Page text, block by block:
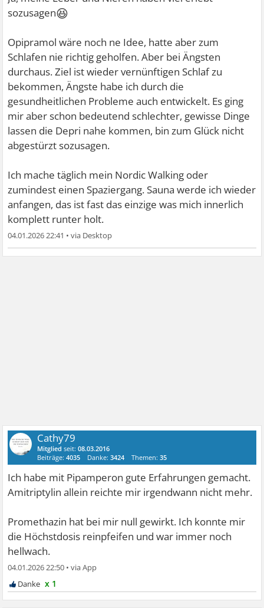
sozusagen😆
Opipramol wäre noch ne Idee, hatte aber zum
Schlafen nie richtig geholfen. Aber bei Ängsten
durchaus. Ziel ist wieder vernünftigen Schlaf zu
bekommen, Ängste habe ich durch die
gesundheitlichen Probleme auch entwickelt. Es ging
mir aber schon bedeutend schlechter, gewisse Dinge
lassen die Depri nahe kommen, bin zum Glück nicht
abgestürzt sozusagen.
Ich mache täglich mein Nordic Walking oder
zumindest einen Spaziergang. Sauna werde ich wieder
anfangen, das ist fast das einzige was mich innerlich
komplett runter holt.
04.01.2026 22:41 •
Cathy79
Mitglied seit:08.03.2016
Beiträge:4035 Danke:3424 Themen:35
Ich habe mit Pipamperon gute Erfahrungen gemacht.
Amitriptylin allein reichte mir irgendwann nicht mehr.
Promethazin hat bei mir null gewirkt. Ich konnte mir
die Höchstdosis reinpfeifen und war immer noch
hellwach.
04.01.2026 22:50 •
x 1